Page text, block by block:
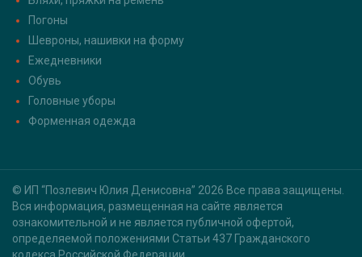
Погоны
Шевроны, нашивки на форму
Ежедневники
Обувь
Головные уборы
Форменная одежда
© ИП “Позлевич Юлия Денисовна” 2026 Все права защищены.
Вся информация, размещенная на сайте является
ознакомительной и не является публичной офертой,
определяемой положениями Статьи 437 Гражданского